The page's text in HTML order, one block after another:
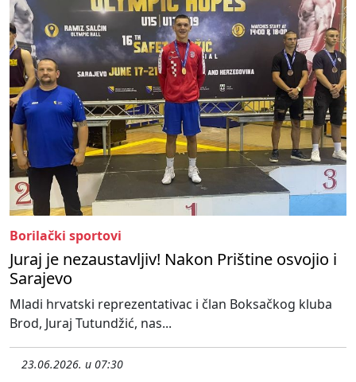
Borilački sportovi
Juraj je nezaustavljiv! Nakon Prištine osvojio i
Sarajevo
Mladi hrvatski reprezentativac i član Boksačkog kluba
Brod, Juraj Tutundžić, nas...
23.06.2026. u 07:30